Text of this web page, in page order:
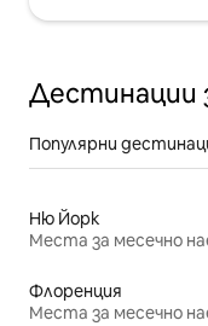
Дестинации
Популярни
Ню Йорк
Места за месечно
Флоренция
Места за месечно